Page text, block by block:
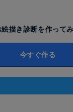
描き診断を作って
今すぐ作る